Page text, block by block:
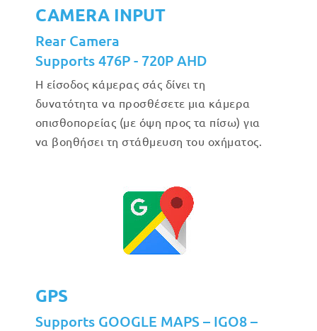
CAMERA INPUT
Rear Camera
Supports 476P - 720P AHD
Η είσοδος κάμερας σάς δίνει τη
δυνατότητα να προσθέσετε μια κάμερα
οπισθοπορείας (με όψη προς τα πίσω) για
να βοηθήσει τη στάθμευση του οχήματος.
GPS
Supports GOOGLE MAPS – IGO8 –